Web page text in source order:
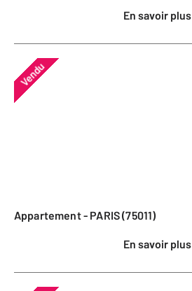
En savoir plus
Vendu
Appartement - PARIS (75011)
En savoir plus